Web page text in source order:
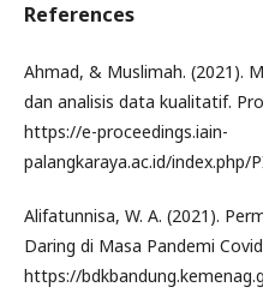
References
Ahmad, & Muslimah. (2021).
dan analisis data kualitatif.
https://e-proceedings.iain-
palangkaraya.ac.id/index.php/
Alifatunnisa, W. A. (2021).
Daring di Masa Pandemi
https://